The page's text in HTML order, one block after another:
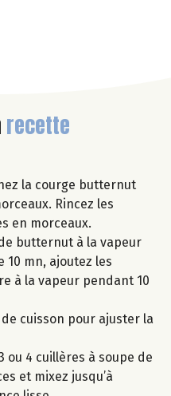
recette
la courge butternut
Rincez les
en morceaux.
butternut à la vapeur
10 mn, ajoutez les
à la vapeur pendant 10
cuisson pour ajuster la
ou 4 cuillères à soupe de
et mixez jusqu’à